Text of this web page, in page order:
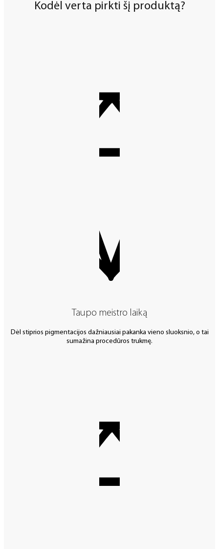
Kodėl verta pirkti šį produktą?
Taupo meistro laiką
Dėl stiprios pigmentacijos dažniausiai pakanka vieno sluoksnio, o tai
sumažina procedūros trukmę.